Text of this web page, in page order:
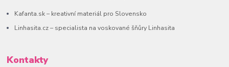
Kafanta.sk – kreativní materiál pro Slovensko
Linhasita.cz – specialista na voskované šňůry Linhasita
Kontakty